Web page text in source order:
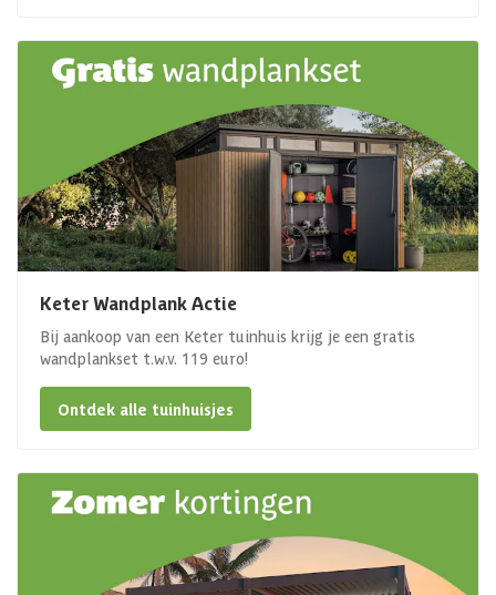
Keter Wandplank Actie
Bij aankoop van een Keter tuinhuis krijg je een gratis
wandplankset t.w.v. 119 euro!
Ontdek alle tuinhuisjes